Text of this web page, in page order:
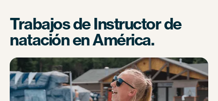
Trabajos de Instructor de
natación en América.